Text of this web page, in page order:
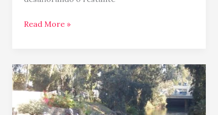
Read More »
Israel:
Batismo
Rio